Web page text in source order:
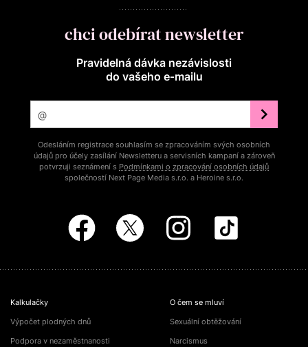
chci odebírat newsletter
Pravidelná dávka nezávislosti
do vašeho e‑mailu
Odesláním registrace souhlasím se zpracováním svých osobních
údajů pro účely zasílání Newsletteru a servisních kampaní a zároveň
potvrzuji seznámení s Podmínkami o zpracování osobních údajů
společností Next Page Media s.r.o. a Heroine s.r.o.
Kalkulačky
Výpočet plodných dnů
Podpora v nezaměstnanosti
O čem se mluví
Sexuální obtěžování
Narcismus